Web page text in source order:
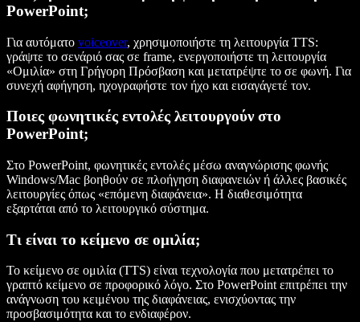
PowerPoint;
Για αυτόματο voiceover, χρησιμοποιήστε τη λειτουργία TTS:
γράψτε το σενάριό σας σε frame, ενεργοποιήστε τη λειτουργία
«Ομιλία» στη Γρήγορη Πρόσβαση και μετατρέψτε το σε φωνή. Για
συνεχή αφήγηση, ηχογραφήστε τον ήχο και εισαγάγετέ τον.
Ποιες φωνητικές εντολές λειτουργούν στο
PowerPoint;
Στο PowerPoint, φωνητικές εντολές μέσω αναγνώρισης φωνής
Windows/Mac βοηθούν σε πλοήγηση διαφανειών ή άλλες βασικές
λειτουργίες όπως «επόμενη διαφάνεια». Η διαθεσιμότητα
εξαρτάται από το λειτουργικό σύστημα.
Τι είναι το κείμενο σε ομιλία;
Το κείμενο σε ομιλία (TTS) είναι τεχνολογία που μετατρέπει το
γραπτό κείμενο σε προφορικό λόγο. Στο PowerPoint επιτρέπει την
ανάγνωση του κειμένου της διαφάνειας, ενισχύοντας την
προσβασιμότητα και το ενδιαφέρον.